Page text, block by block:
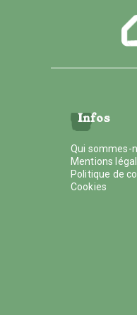
Infos
Qui sommes-
Mentions
Politique de
Cookies